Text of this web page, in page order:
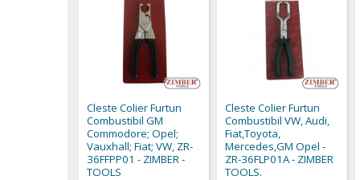
Cleste Colier Furtun
Combustibil GM
Commodore; Opel;
Vauxhall; Fiat; VW, ZR-
36FFPP01 - ZIMBER -
TOOLS
Cleste Colier Furtun
Combustibil VW, Audi,
Fiat,Toyota,
Mercedes,GM Opel -
ZR-36FLP01A - ZIMBER
TOOLS.